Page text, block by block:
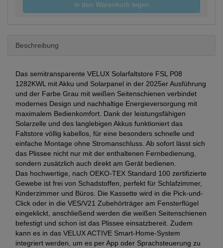
in den Warenkorb legen
Beschreibung
Das semitransparente VELUX Solarfaltstore FSL P08
1282KWL mit Akku und Solarpanel in der 2025er Ausführung
und der Farbe Grau mit weißen Seitenschienen verbindet
modernes Design und nachhaltige Energieversorgung mit
maximalem Bedienkomfort. Dank der leistungsfähigen
Solarzelle und des langlebigen Akkus funktioniert das
Faltstore völlig kabellos, für eine besonders schnelle und
einfache Montage ohne Stromanschluss. Ab sofort lässt sich
das Plissee nicht nur mit der enthaltenen Fernbedienung,
sondern zusätzlich auch direkt am Gerät bedienen.
Das hochwertige, nach OEKO-TEX Standard 100 zertifizierte
Gewebe ist frei von Schadstoffen, perfekt für Schlafzimmer,
Kinderzimmer und Büros. Die Kassette wird in die Pick-und-
Click oder in die VES/V21 Zubehörträger am Fensterflügel
eingeklickt, anschließend werden die weißen Seitenschienen
befestigt und schon ist das Plissee einsatzbereit. Zudem
kann es in das VELUX ACTIVE Smart-Home-System
integriert werden, um es per App oder Sprachsteuerung zu